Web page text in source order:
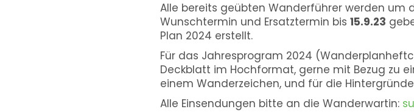
Alle bereits geübten Wanderführer werden
Wunschtermin und Ersatztermin bis 15.9.23
Plan 2024 erstellt.
Für das Jahresprogram 2024
Deckblatt im Hochformat, gerne mit Bezug zu
einem Wanderzeichen, und für die
Alle Einsendungen bitte an die Wanderwartin: